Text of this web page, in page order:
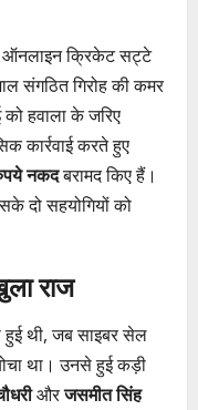
ऑनलाइन क्रिकेट सट्टे
संगठित गिरोह की कमर
हवाला के जरिए
कार्रवाई करते हुए
नकदबरामद किए हैं।
दो सहयोगियों को
राज
थी, जब साइबर सेल
था। उनसे हुई कड़ी
औरजसमीत सिंह